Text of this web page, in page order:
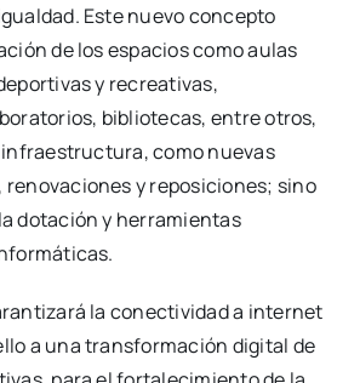
Este nuevo concepto
de los espacios como aulas
y recreativas,
bibliotecas, entre otros,
infraestructura, como nuevas
y reposiciones; sino
dotación y herramientas
la conectividad a internet
a una transformación digital de